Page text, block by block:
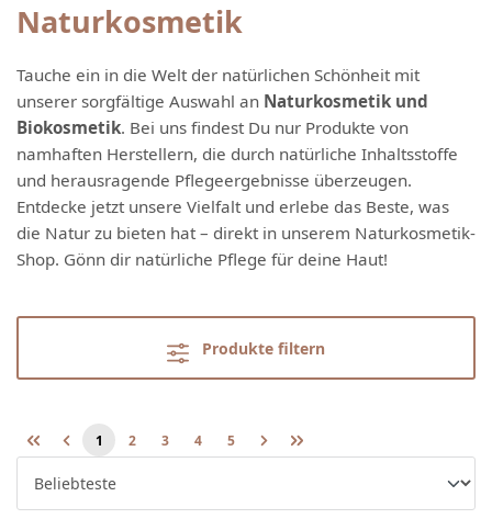
Naturkosmetik
Tauche ein in die Welt der natürlichen Schönheit mit
unserer sorgfältige Auswahl an Naturkosmetik und
Biokosmetik. Bei uns findest Du nur Produkte von
namhaften Herstellern, die durch natürliche Inhaltsstoffe
und herausragende Pflegeergebnisse überzeugen.
Entdecke jetzt unsere Vielfalt und erlebe das Beste, was
die Natur zu bieten hat – direkt in unserem Naturkosmetik-
Shop. Gönn dir natürliche Pflege für deine Haut!
Produkte filtern
Seite
1
Seite
2
Seite
3
Seite
4
Seite
5